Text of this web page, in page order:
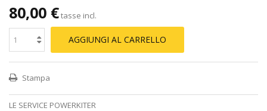
80,00 €tasse incl.
AGGIUNGI AL CARRELLO
Stampa
LE SERVICE POWERKITER